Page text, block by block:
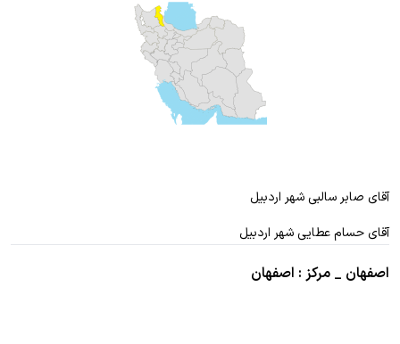
آقای صابر سالبی شهر اردبیل
آقای حسام عطایی شهر اردبیل
اصفهان _ مرکز : اصفهان